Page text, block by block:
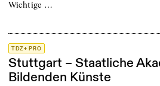
Wichtige …
TDZ+ PRO
Stuttgart – Staatliche
Bildenden Künste